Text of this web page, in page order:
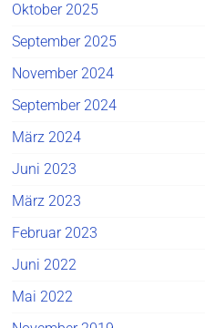
Oktober 2025
September 2025
November 2024
September 2024
März 2024
Juni 2023
März 2023
Februar 2023
Juni 2022
Mai 2022